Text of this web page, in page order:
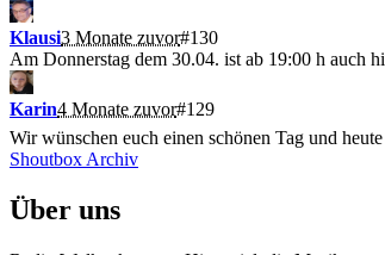
Klausi3 Monate zuvor#130
Am Donnerstag dem 30.04. ist ab 19:00 h auch
Karin4 Monate zuvor#129
Wir wünschen euch einen schönen Tag und
Shoutbox Archiv
Über uns